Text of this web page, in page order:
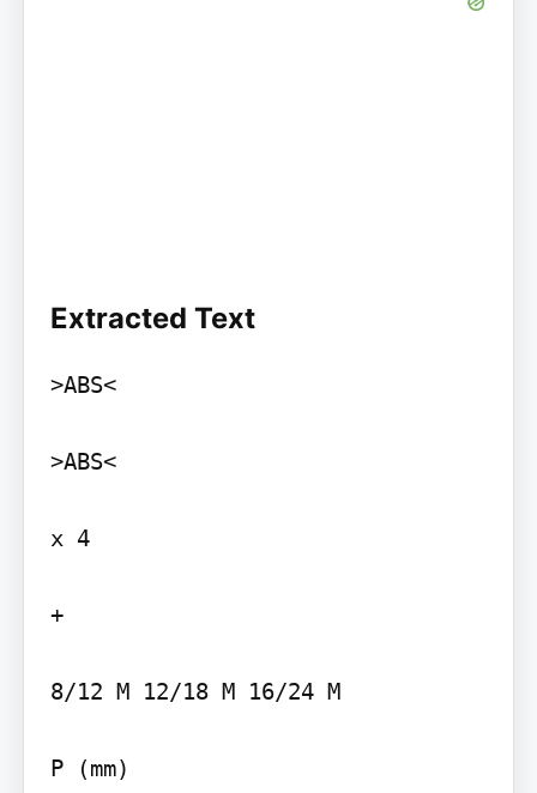
Extracted Text
>ABS<
>ABS<
x 4
+
8/12 M 12/18 M 16/24 M
P (mm)